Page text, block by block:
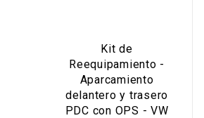
Kit de
Reequipamiento -
Aparcamiento
delantero y trasero
PDC con OPS - VW